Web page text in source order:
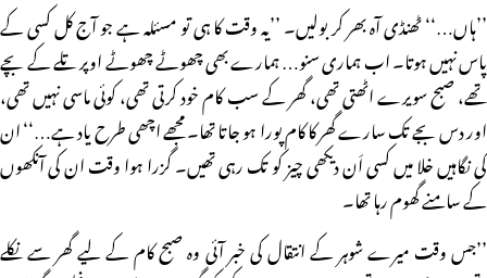
’’ہاں…‘‘ ٹھنڈی آہ بھر کر بولیں۔ ’’یہ وقت کا ہی تو مسئلہ ہے جو آج کل کسی کے
پاس نہیں ہوتا۔ اب ہماری سنو… ہمارے بھی چھوٹے چھوٹے اوپر تلے کے بچے
تھے، صبح سویرے اٹھتی تھی، گھر کے سب کام خود کرتی تھی، کوئی ماسی نہیں تھی،
اور دس بجے تک سارے گھر کا کام پورا ہو جاتا تھا۔ مجھے اچھی طرح یاد ہے…‘‘ ان
کی نگاہیں خلا میں کسی اَن دیکھی چیز کو تک رہی تھیں۔ گزرا ہوا وقت ان کی آنکھوں
کے سامنے گھوم رہا تھا۔
’’جس وقت میرے شوہر کے انتقال کی خبر آئی وہ صبح کام کے لیے گھر سے نکلے